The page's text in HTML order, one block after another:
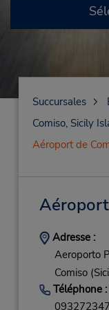
Succursales
Comiso, Sicily
Aéroport de
Adresse :
Aeroporto
Comiso
Téléphone :